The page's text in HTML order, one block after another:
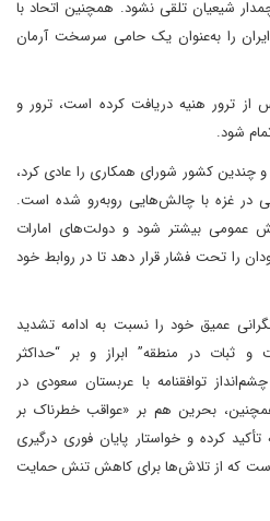
شیعیان تلقی نشود. همچنین اتحاد با
را به‌عنوان یک حامی سرسخت آرمان
ترور هنیه دریافت کرده است، ترور و
شود.
و چندین کشور شورای همکاری را عادی کرد،
40000 فلسطینی در غزه با چالش‌هایی روبه‌رو شده است.
عمومی بیشتر شود و دولت‌های امارات
را تحت فشار قرار دهد تا در روابط خود
عمیق خود را نسبت به ادامه تشدید
ثبات در منطقه” ابراز و بر “حداکثر
توافقنامه با عربستان سعودی در
بحرین هم بر «عواقب خطرناک بر
کرده و خواستار پایان فوری درگیری
است که از تلاش‌ها برای کاهش تنش حمایت